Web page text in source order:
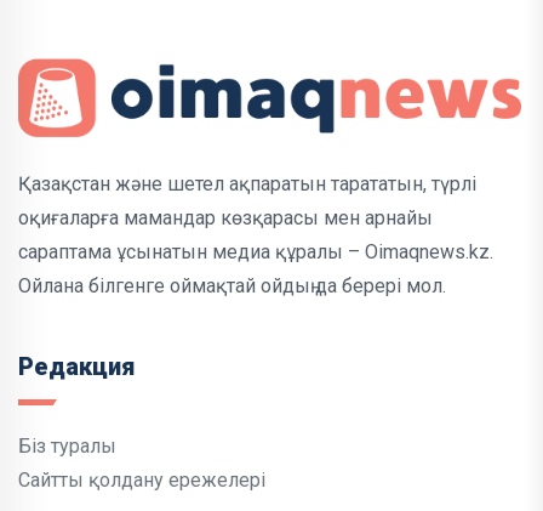
Қазақстан және шетел ақпаратын тарататын, түрлі
оқиғаларға мамандар көзқарасы мен арнайы
сараптама ұсынатын медиа құралы – Oimaqnews.kz.
Ойлана білгенге оймақтай ойдың да берері мол.
Редакция
Біз туралы
Сайтты қолдану ережелері